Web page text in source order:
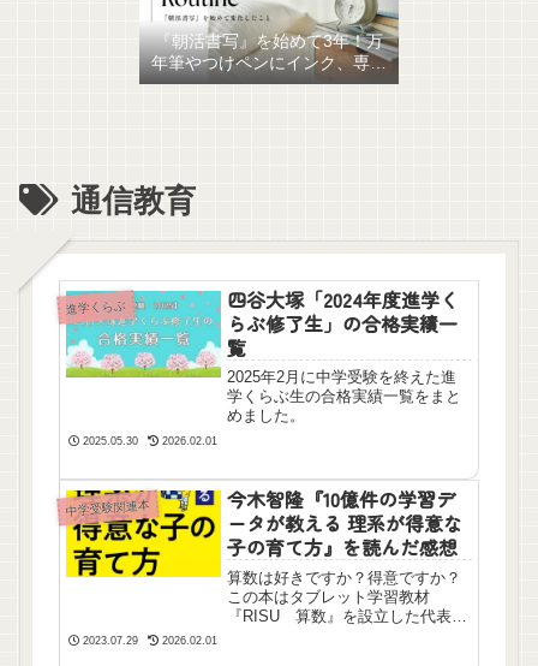
『朝活書写』を始めて3年！万
年筆やつけペンにインク、専用
ノート、毎日が充実していま
通信教育
進学くらぶ
四谷大塚「2024年度進学く
らぶ修了生」の合格実績一
覧
2025年2月に中学受験を終えた進
学くらぶ生の合格実績一覧をまと
めました。
2025.05.30 2026.02.01
中学受験関連本
今木智隆『10億件の学習デ
ータが教える 理系が得意な
子の育て方』を読んだ感想
算数は好きですか？得意ですか？
この本はタブレット学習教材
『RISU 算数』を設立した代表取
2023.07.29 2026.02.01